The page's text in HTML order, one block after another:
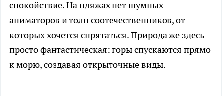
спокойствие. На пляжах нет шумных
аниматоров и толп соотечественников, от
которых хочется спрятаться. Природа же здесь
просто фантастическая: горы спускаются прямо
к морю, создавая открыточные виды.